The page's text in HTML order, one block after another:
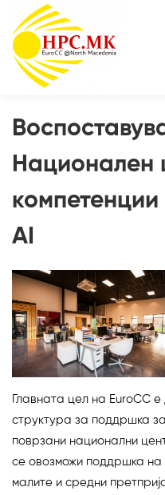
Национален
компетенции
AI
Главната цел на EuroCC
структура за поддршка
поврзани национални
се овозможи поддршка на
малите и средни